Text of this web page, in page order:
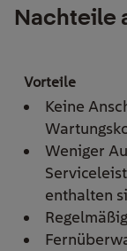
Nachteile
Keine
Weniger
enthalten